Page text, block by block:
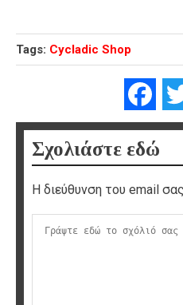
Tags: Cycladic Shop
Σχολιάστε εδώ
Η διεύθυνση του email